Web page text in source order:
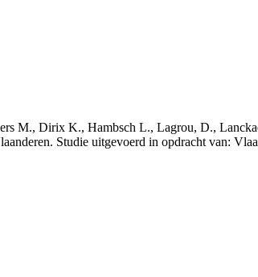
M., Dirix K., Hambsch L., Lagrou, D.,
Studie uitgevoerd in opdracht van: